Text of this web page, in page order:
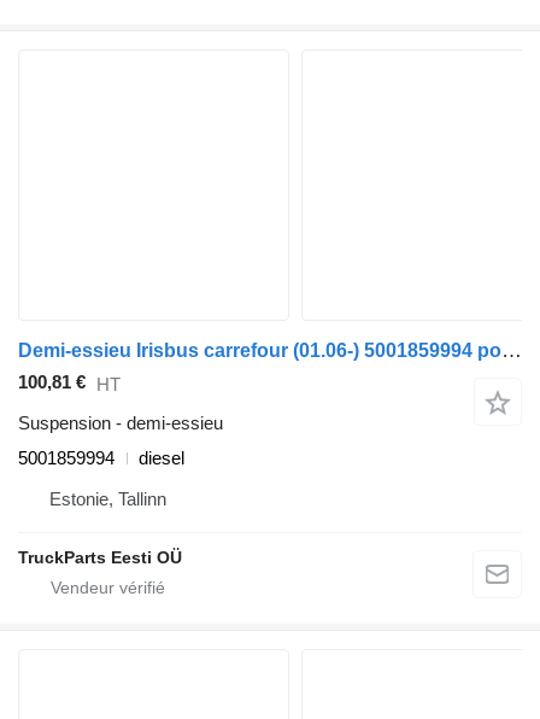
Demi-essieu Irisbus carrefour (01.06-) 5001859994 pour Irisbus Arway, Crossway, Crealis, Magelys, Proway, Daily Tourys (2006-)
100,81 € HT
Suspension - demi-essieu
5001859994
diesel
Estonie, Tallinn
TruckParts Eesti OÜ